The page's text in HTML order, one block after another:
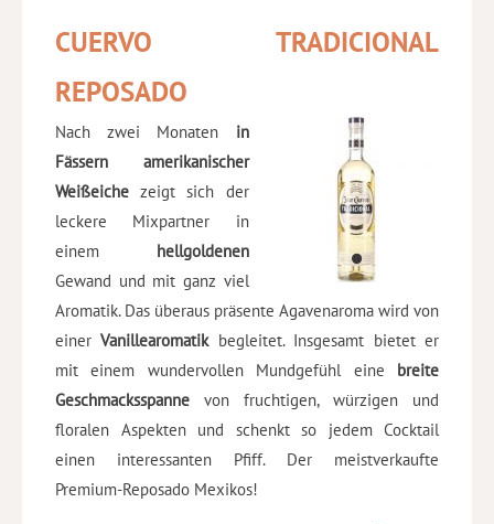
CUERVO TRADICIONAL
REPOSADO
Nach zwei Monaten in
Fässern amerikanischer
Weißeiche zeigt sich der
leckere Mixpartner in
einem hellgoldenen
Gewand und mit ganz viel
Aromatik. Das überaus präsente Agavenaroma wird von
einerVanillearomatikbegleitet. Insgesamt bietet er
mit einem wundervollen Mundgefühl eine breite
Geschmacksspanne von fruchtigen, würzigen und
floralen Aspekten und schenkt so jedem Cocktail
einen interessanten Pfiff. Der meistverkaufte
Premium-Reposado Mexikos!